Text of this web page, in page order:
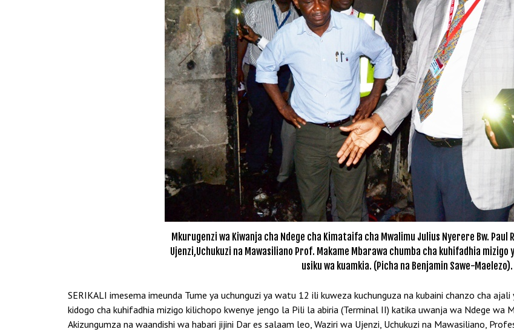
Mkurugenzi wa Kiwanja cha Ndege cha Kimataifa cha Mwalimu Julius Nyerere Bw. Paul
Ujenzi,Uchukuzi na Mawasiliano Prof. Makame Mbarawa chumba cha kuhifadhia
usiku wa kuamkia. (Picha na Benjamin Sawe-Maelezo).
SERIKALI imesema imeunda Tume ya uchunguzi ya watu 12 ili kuweza kuchunguza na kubaini chanzo cha
kidogo cha kuhifadhia mizigo kilichopo kwenye jengo la Pili la abiria (Terminal II) katika uwanja wa Ndege wa
Akizungumza na waandishi wa habari jijini Dar es salaam leo, Waziri wa Ujenzi, Uchukuzi na Mawasiliano,